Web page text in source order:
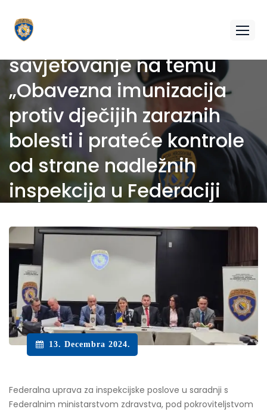
U Sarajevu održano
savjetovanje na temu
„Obavezna imunizacija
protiv dječijih zaraznih
bolesti i prateće kontrole
od strane nadležnih
inspekcija u Federaciji
13. Decembra 2024.
Federalna uprava za inspekcijske poslove u saradnji s
Federalnim ministarstvom zdravstva, pod pokroviteljstvom